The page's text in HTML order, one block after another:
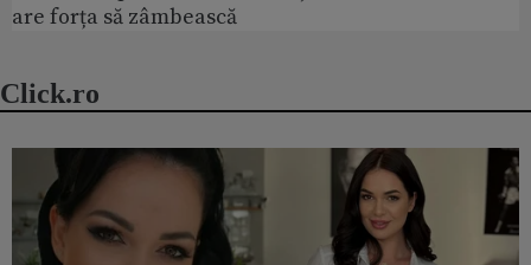
are forța să zâmbească
Click.ro